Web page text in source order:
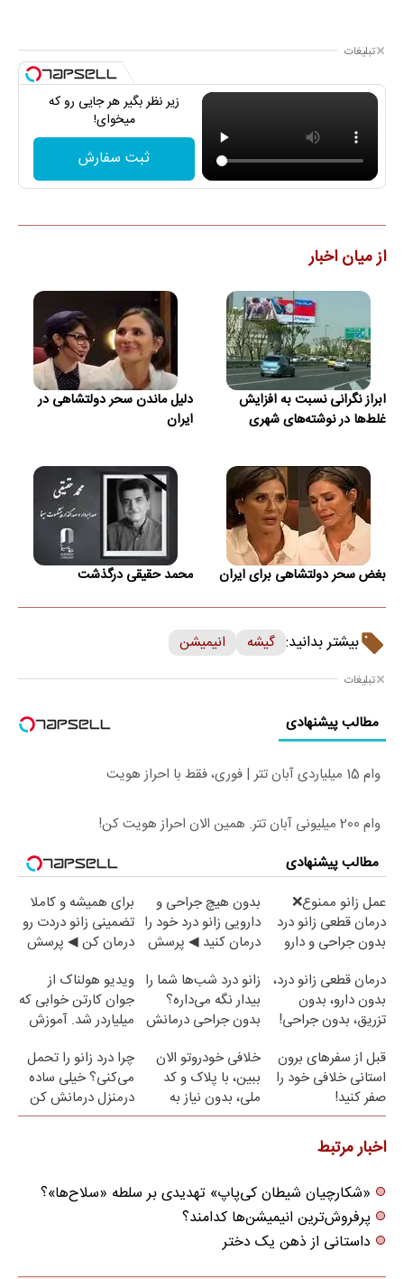
تبلیغات
زیر نظر بگیر هر جایی رو که
میخوای!
ثبت سفارش
از میان اخبار
ابراز نگرانی نسبت به افزایش
غلط‌ها در نوشته‌های شهری
دلیل ماندن سحر دولتشاهی در
ایران
بغض سحر دولتشاهی برای ایران محمد حقیقی درگذشت
بیشتر بدانید: گیشه انیمیشن
تبلیغات
مطالب پیشنهادی
وام 15 میلیاردی آبان تتر | فوری، فقط با احراز هویت
وام 200 میلیونی آبان تتر. همین الان احراز هویت کن!
مطالب پیشنهادی
عمل زانو ممنوع❌
درمان قطعی زانو درد
بدون جراحی و دارو
بدون هیچ جراحی و
دارویی زانو درد خود را
درمان کنید ◀ پرسش
برای همیشه و کاملا
تضمینی زانو دردت رو
درمان کن ◀ پرسش
درمان قطعی زانو درد،
بدون دارو، بدون
تزریق، بدون جراحی!
زانو درد شب‌ها شما را
بیدار نگه می‌داره؟
بدون جراحی درمانش
ویدیو هولناک از
جوان کارتن خوابی که
میلیاردر شد. آموزش
قبل از سفرهای برون
استانی خلافی خود را
صفر کنید!
خلافی خودروتو الان
ببین، با پلاک و کد
ملی، بدون نیاز به
مراجعه حضوری
چرا درد زانو را تحمل
می‌کنی؟ خیلی ساده
درمنزل درمانش کن
اخبار مرتبط
«شکارچیان شیطان کی‌پاپ» تهدیدی بر سلطه «سلاح‌ها»؟
پرفروش‌ترین انیمیشن‌ها کدامند؟
داستانی از ذهن یک دختر